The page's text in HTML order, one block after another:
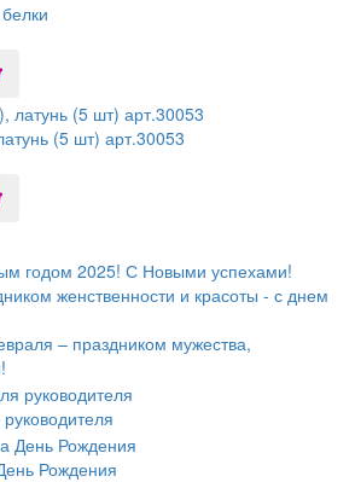
(5 шт) арт.30053
годом 2025! С Новыми успехами!
женственности и красоты - с днем
– праздником мужества,
Рождения